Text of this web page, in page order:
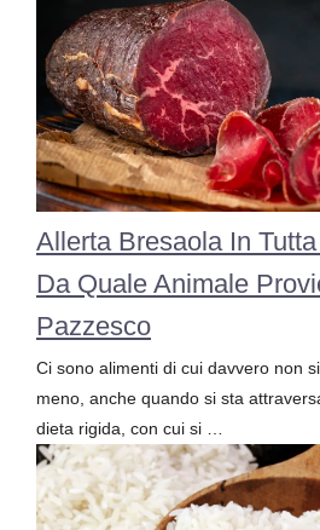
Allerta Bresaola In
Da Quale Animale
Pazzesco
Ci sono alimenti di cui davvero non
meno, anche quando si sta
dieta rigida, con cui si …